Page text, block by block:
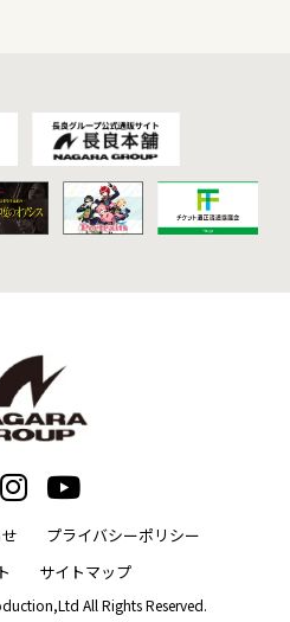
プライバシーポリシー
サイトマップ
All Rights Reserved.